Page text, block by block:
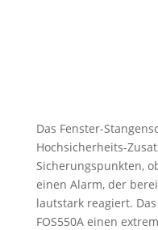
Das Fenster-
Hochsicherheits-
Sicherungspunkten,
einen Alarm, der
lautstark reagiert.
FOS550A einen